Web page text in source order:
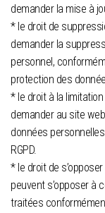
demander la mise à
* le droit de
demander la
personnel,
protection des
* le droit à la
demander au site
données
RGPD.
* le droit de
peuvent s’opposer à
traitées